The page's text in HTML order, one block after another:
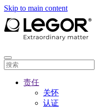
Skip to main content
责任
关怀
认证